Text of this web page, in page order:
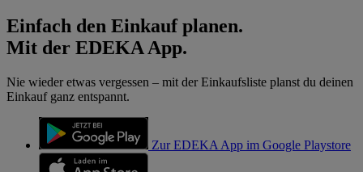
Einfach den Einkauf planen.
Mit der EDEKA App.
Nie wieder etwas vergessen – mit der Einkaufsliste planst du deinen
Einkauf ganz entspannt.
Zur EDEKA App im Google Playstore